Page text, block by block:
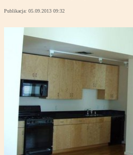
Publikacja: 05.09.2013 09:32